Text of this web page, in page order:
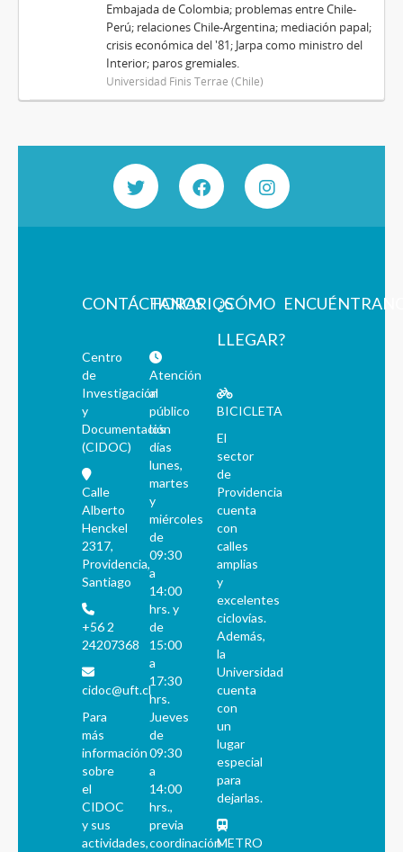
Embajada de Colombia; problemas entre Chile-
Perú; relaciones Chile-Argentina; mediación papal;
crisis económica del '81; Jarpa como ministro del
Interior; paros gremiales.
Universidad Finis Terrae (Chile)
CONTÁCTANOS
Centro
de
Investigación
y
Documentación
(CIDOC)
Calle
Alberto
Henckel
2317,
Providencia,
Santiago
+56 2
24207368
cidoc@uft.cl
Para
más
información
sobre
el
CIDOC
y sus
actividades,
HORARIOS
Atención
al
público
los
días
lunes,
martes
y
miércoles
de
09:30
a
14:00
hrs. y
de
15:00
a
17:30
hrs.
Jueves
de
09:30
a
14:00
hrs.,
previa
coordinación
¿CÓMO
LLEGAR?
BICICLETA
El
sector
de
Providencia
cuenta
con
calles
amplias
y
excelentes
ciclovías.
Además,
la
Universidad
cuenta
con
un
lugar
especial
para
dejarlas.
METRO